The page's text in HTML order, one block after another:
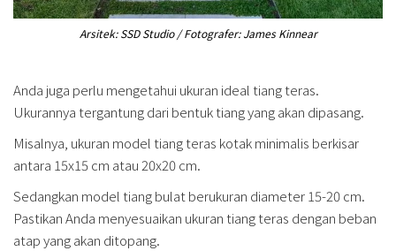
Arsitek: SSD Studio / Fotografer: James Kinnear
Anda juga perlu mengetahui ukuran ideal tiang teras.
Ukurannya tergantung dari bentuk tiang yang akan dipasang.
Misalnya, ukuran model tiang teras kotak minimalis berkisar
antara 15x15 cm atau 20x20 cm.
Sedangkan model tiang bulat berukuran diameter 15-20 cm.
Pastikan Anda menyesuaikan ukuran tiang teras dengan beban
atap yang akan ditopang.